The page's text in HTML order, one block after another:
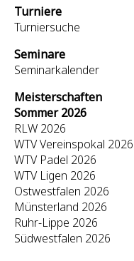
Turniere
Turniersuche
Seminare
Seminarkalender
Meisterschaften
Sommer 2026
RLW 2026
WTV Vereinspokal 2026
WTV Padel 2026
WTV Ligen 2026
Ostwestfalen 2026
Münsterland 2026
Ruhr-Lippe 2026
Südwestfalen 2026